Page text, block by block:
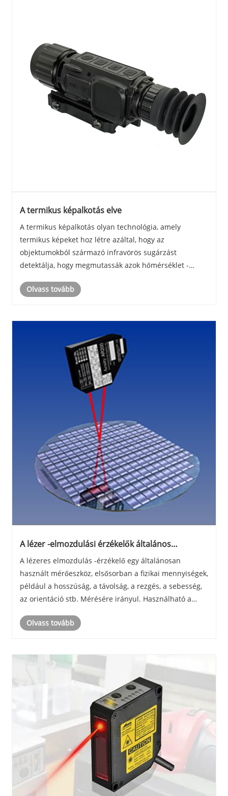
A termikus képalkotás elve
A termikus képalkotás olyan technológia, amely
termikus képeket hoz létre azáltal, hogy az
objektumokból származó infravörös sugárzást
detektálja, hogy megmutassák azok hőmérséklet -
Infravörös sugárzás: Minden tárgy hőenergiát bocsát ki
Olvass tovább
A lézer -elmozdulási érzékelők általános
A lézeres elmozdulás -érzékelő egy általánosan
használt mérőeszköz, elsősorban a fizikai mennyiségek,
például a hosszúság, a távolság, a rezgés, a sebesség,
az orientáció stb. Mérésére irányul. Használható a
megfigyelésére is. A lézer elmozdulási ér......
Olvass tovább